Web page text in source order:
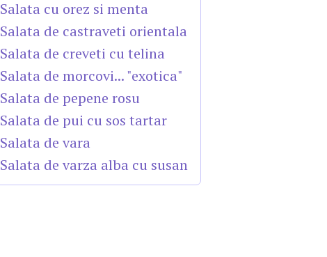
Salata cu orez si menta
Salata de castraveti orientala
Salata de creveti cu telina
Salata de morcovi... "exotica"
Salata de pepene rosu
Salata de pui cu sos tartar
Salata de vara
Salata de varza alba cu susan